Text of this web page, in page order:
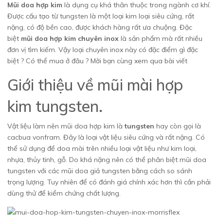
Mũi doa hợp kim là dụng cụ khá thân thuộc trong ngành cơ khí.
Được cấu tạo từ tungsten là một loại kim loại siêu cứng, rất
nặng, có độ bền cao, được khách hàng rất ưa chuộng. Đặc
biệt mũi doa hợp kim chuyên inox là sản phẩm mà rất nhiều
đơn vị tìm kiếm. Vậy loại chuyên inox này có đặc điểm gì đặc
biệt ? Có thể mua ở đâu ? Mời bạn cùng xem qua bài viết
Giới thiệu về mũi mài hợp
kim tungsten.
Vật liệu làm nên mũi doa hợp kim làtungsten hay còn gọi là
cacbua vonfram. Đây là loại vật liệu siêu cứng và rất nặng. Có
thể sử dụng để doa mài trên nhiều loại vật liệu như kim loại,
nhựa, thủy tinh, gỗ. Do khá nặng nên có thể phân biệt mũi doa
tungsten với các mũi doa giả tungsten bằng cách so sánh
trọng lượng. Tuy nhiên để có đánh giá chính xác hơn thì cần phải
dùng thử để kiểm chứng chất lượng.